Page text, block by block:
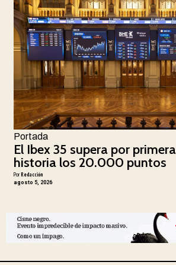
Portada
El Ibex 35 supera por
historia los 20.000 puntos
PorRedacción
agosto 5, 2026